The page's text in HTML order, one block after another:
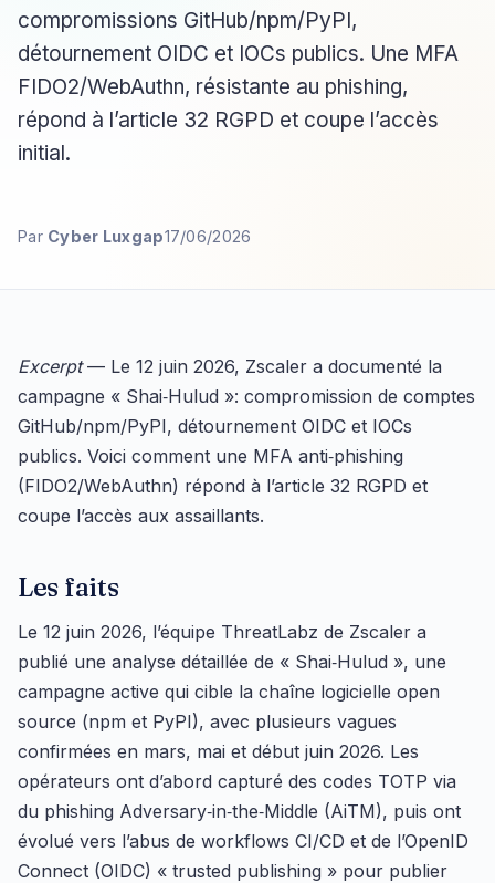
compromissions GitHub/npm/PyPI,
détournement OIDC et IOCs publics. Une MFA
FIDO2/WebAuthn, résistante au phishing,
répond à l’article 32 RGPD et coupe l’accès
initial.
Par Cyber Luxgap17/06/2026
Excerpt— Le 12 juin 2026, Zscaler a documenté la
campagne « Shai‑Hulud »: compromission de comptes
GitHub/npm/PyPI, détournement OIDC et IOCs
publics. Voici comment une MFA anti‑phishing
(FIDO2/WebAuthn) répond à l’article 32 RGPD et
coupe l’accès aux assaillants.
Les faits
Le 12 juin 2026, l’équipe ThreatLabz de Zscaler a
publié une analyse détaillée de « Shai‑Hulud », une
campagne active qui cible la chaîne logicielle open
source (npm et PyPI), avec plusieurs vagues
confirmées en mars, mai et début juin 2026. Les
opérateurs ont d’abord capturé des codes TOTP via
du phishing Adversary‑in‑the‑Middle (AiTM), puis ont
évolué vers l’abus de workflows CI/CD et de l’OpenID
Connect (OIDC) « trusted publishing » pour publier